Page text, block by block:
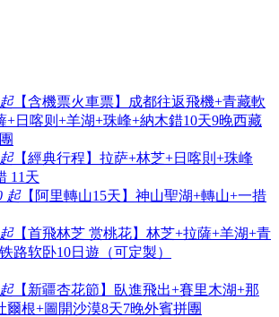
【含機票火車票】成都往返飛機+青藏軟
+日喀则+羊湖+珠峰+納木錯10天9晚西藏
【經典行程】拉萨+林芝+日喀則+珠峰
11天
起【阿里轉山15天】神山聖湖+轉山+一措
【首飛林芝 赏桃花】林芝+拉薩+羊湖+青
路软卧10日遊（可定製）
【新疆杏花節】臥進飛出+賽里木湖+那
爾根+圖開沙漠8天7晚外賓拼團